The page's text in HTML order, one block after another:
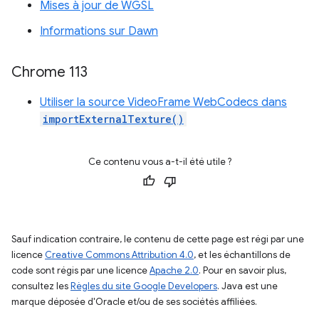
Mises à jour de WGSL
Informations sur Dawn
Chrome 113
Utiliser la source VideoFrame WebCodecs dans
importExternalTexture()
Ce contenu vous a-t-il été utile ?
Sauf indication contraire, le contenu de cette page est régi par une
licence Creative Commons Attribution 4.0, et les échantillons de
code sont régis par une licenceApache 2.0. Pour en savoir plus,
consultez lesRègles du site Google Developers. Java est une
marque déposée d'Oracle et/ou de ses sociétés affiliées.